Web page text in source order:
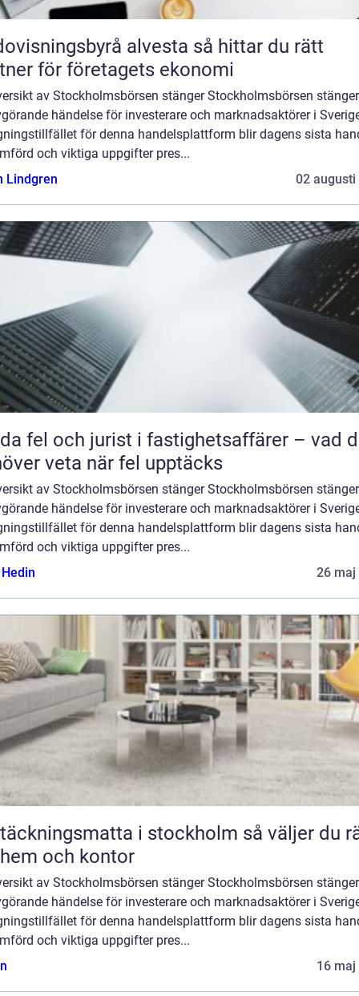
alvesta så hittar du rätt
för företagets ekonomi
av Stockholmsbörsen stänger Stockholmsbörsen
händelse för investerare och marknadsaktörer i
för denna handelsplattform blir dagens sista
och viktiga uppgifter pres...
Lindgren
02 augusti
fel och jurist i fastighetsaffärer – vad
veta när fel upptäcks
av Stockholmsbörsen stänger Stockholmsbörsen
händelse för investerare och marknadsaktörer i
för denna handelsplattform blir dagens sista
och viktiga uppgifter pres...
26 maj
i stockholm så väljer du rätt
och kontor
av Stockholmsbörsen stänger Stockholmsbörsen
händelse för investerare och marknadsaktörer i
för denna handelsplattform blir dagens sista
och viktiga uppgifter pres...
16 maj